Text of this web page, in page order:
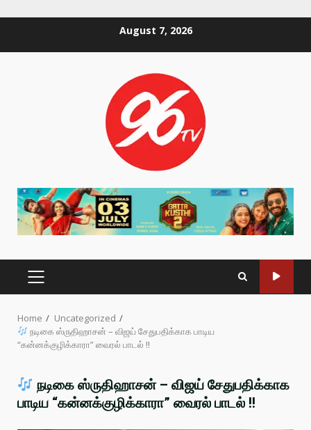
August 7, 2026
PRIMARY
MENU
Home
Uncategorized
நடிகை ஸ்ருதிஹாசன் – விஜய் சேதுபதிக்காக பாடிய
“கன்னக்குழிக்காரா” வைரல் பாடல் !!
நடிகை ஸ்ருதிஹாசன் – விஜய் சேதுபதிக்காக
பாடிய “கன்னக்குழிக்காரா” வைரல் பாடல் !!